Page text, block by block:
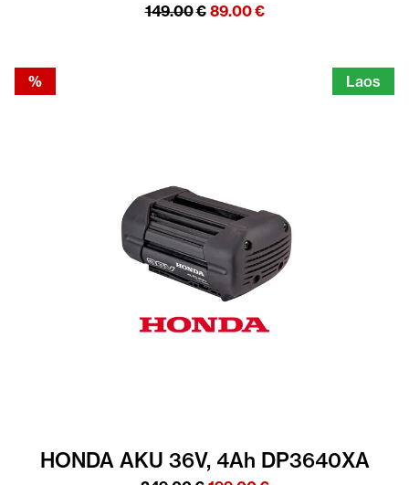
149.00€ Algne
89.00€Praegune
%
Laos
HONDA AKU 36V, 4Ah DP3640XA